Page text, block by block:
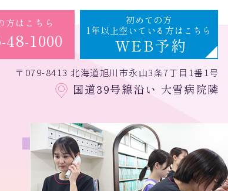
方はこちら
48-1000
初めての方
1年以上空いている方はこちら
WEB予約
〒079-8413 北海道旭川市永山3条7丁目1番1号
国道39号線沿い 大雪病院隣